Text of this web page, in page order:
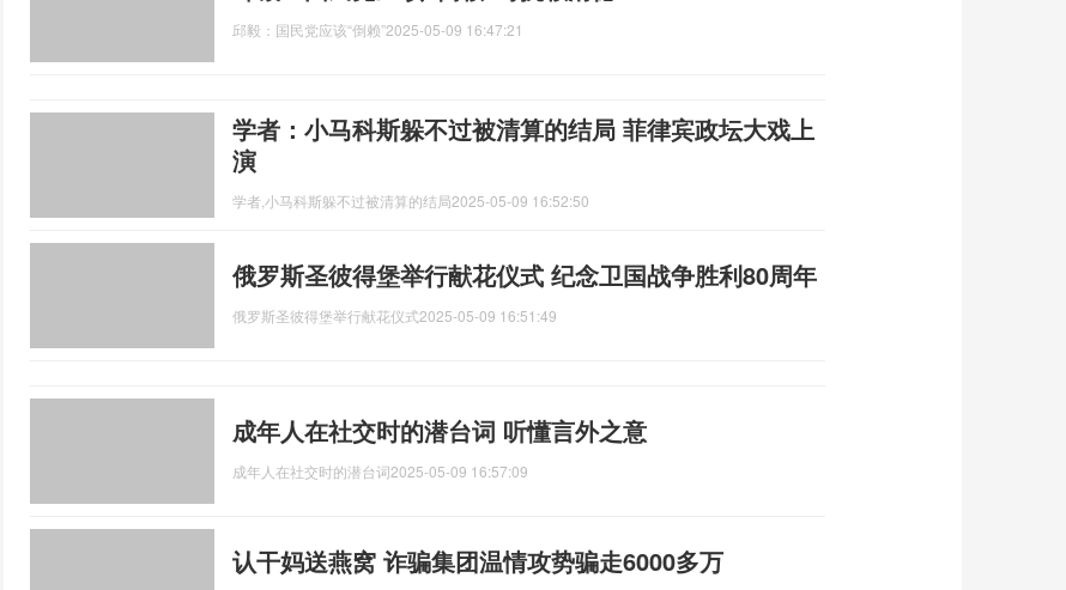
邱毅：国民党应该“倒赖”2025-05-09 16:47:21
学者：小马科斯躲不过被清算的结局 菲律宾政坛大戏上
演
学者,小马科斯躲不过被清算的结局2025-05-09 16:52:50
俄罗斯圣彼得堡举行献花仪式 纪念卫国战争胜利80周年
俄罗斯圣彼得堡举行献花仪式2025-05-09 16:51:49
成年人在社交时的潜台词 听懂言外之意
成年人在社交时的潜台词2025-05-09 16:57:09
认干妈送燕窝 诈骗集团温情攻势骗走6000多万